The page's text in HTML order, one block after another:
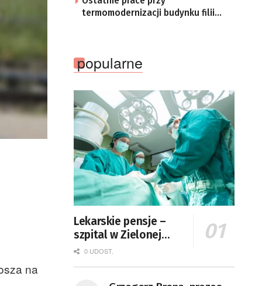
na
termomodernizacji budynku filii
popularne
Lekarskie pensje –
szpital w Zielonej
Górze podaje dane
0 UDOST.